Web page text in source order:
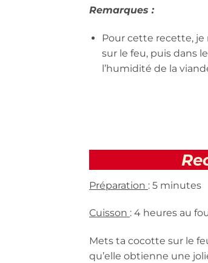
Remarques :
Pour cette recette, je
sur le feu, puis dans
l’humidité de la
Préparation : 5 minutes
Cuisson : 4 heures au
Mets ta cocotte sur le
qu’elle obtienne une